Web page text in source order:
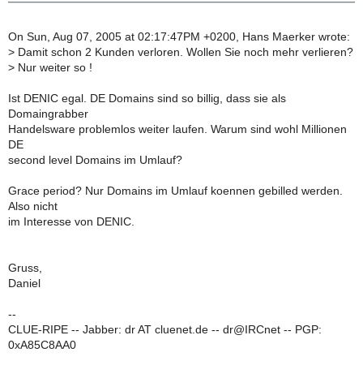
On Sun, Aug 07, 2005 at 02:17:47PM +0200, Hans Maerker wrote:
> Damit schon 2 Kunden verloren. Wollen Sie noch mehr verlieren?
> Nur weiter so !
Ist DENIC egal. DE Domains sind so billig, dass sie als
Domaingrabber
Handelsware problemlos weiter laufen. Warum sind wohl Millionen
DE
second level Domains im Umlauf?
Grace period? Nur Domains im Umlauf koennen gebilled werden.
Also nicht
im Interesse von DENIC.
Gruss,
Daniel
--
CLUE-RIPE -- Jabber: dr AT cluenet.de -- dr@IRCnet -- PGP:
0xA85C8AA0